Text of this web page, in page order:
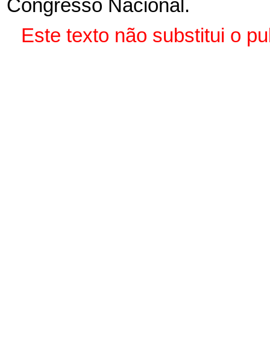
Congresso Nacional.
Este texto não substitui o